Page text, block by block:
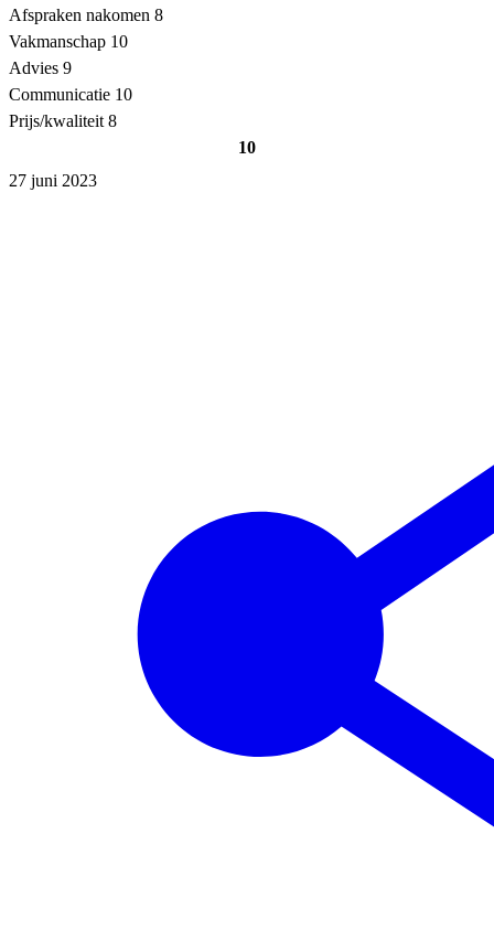
Afspraken nakomen 8
Vakmanschap 10
Advies 9
Communicatie 10
Prijs/kwaliteit 8
10
27 juni 2023